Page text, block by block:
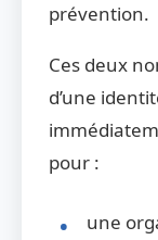
prévention.
Ces deux
d’une
pour :
une